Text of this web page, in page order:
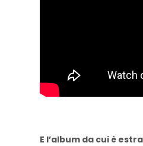
E l’album da cui è